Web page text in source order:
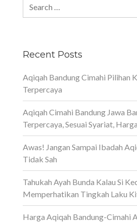
Recent Posts
Aqiqah Bandung Cimahi Pilihan
Terpercaya
Aqiqah Cimahi Bandung Jawa
Terpercaya, Sesuai Syariat,
Awas! Jangan Sampai Ibadah
Tidak Sah
Tahukah Ayah Bunda Kalau Si
Memperhatikan Tingkah Laku
Harga Aqiqah Bandung-Cimahi